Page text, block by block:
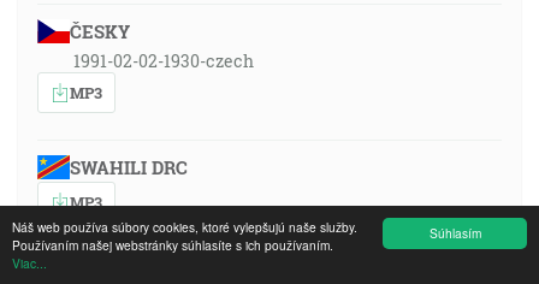
Súhlasím
Náš web používa súbory cookies, ktoré vylepšujú naše služby.
Používaním našej webstránky súhlasíte s ich používaním.
Viac...
ČESKY
1991-02-02-1930-czech
MP3
SWAHILI DRC
MP3